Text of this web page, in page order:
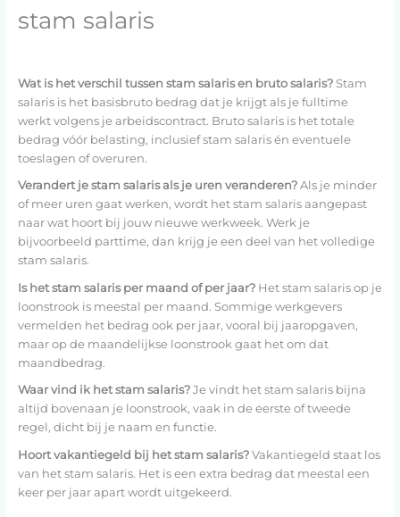
stam salaris
Wat is het verschil tussen stam salaris en bruto salaris?Stam
salaris is het basisbruto bedrag dat je krijgt als je fulltime
werkt volgens je arbeidscontract. Bruto salaris is het totale
bedrag vóór belasting, inclusief stam salaris én eventuele
toeslagen of overuren.
Verandert je stam salaris als je uren veranderen?Als je minder
of meer uren gaat werken, wordt het stam salaris aangepast
naar wat hoort bij jouw nieuwe werkweek. Werk je
bijvoorbeeld parttime, dan krijg je een deel van het volledige
stam salaris.
Is het stam salaris per maand of per jaar?Het stam salaris op je
loonstrook is meestal per maand. Sommige werkgevers
vermelden het bedrag ook per jaar, vooral bij jaaropgaven,
maar op de maandelijkse loonstrook gaat het om dat
maandbedrag.
Waar vind ik het stam salaris?Je vindt het stam salaris bijna
altijd bovenaan je loonstrook, vaak in de eerste of tweede
regel, dicht bij je naam en functie.
Hoort vakantiegeld bij het stam salaris?Vakantiegeld staat los
van het stam salaris. Het is een extra bedrag dat meestal een
keer per jaar apart wordt uitgekeerd.